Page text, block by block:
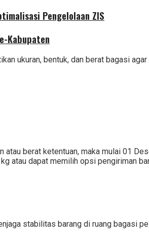
Pengelolaan ZIS
Kabupaten
ukuran, bentuk, dan berat bagasi
berat ketentuan, maka mulai 01
atau dapat memilih opsi pengiriman
stabilitas barang di ruang bagasi